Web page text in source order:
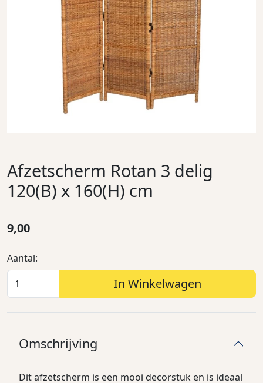
Afzetscherm Rotan 3 delig
120(B) x 160(H) cm
9,00
Aantal:
In Winkelwagen
Omschrijving
Dit afzetscherm is een mooi decorstuk en is ideaal